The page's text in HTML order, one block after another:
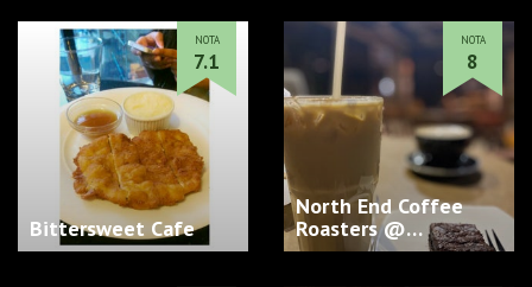
Bittersweet Cafe
NOTA
7.1
North End Coffee
Roasters @
Cityscape Towe…
NOTA
8